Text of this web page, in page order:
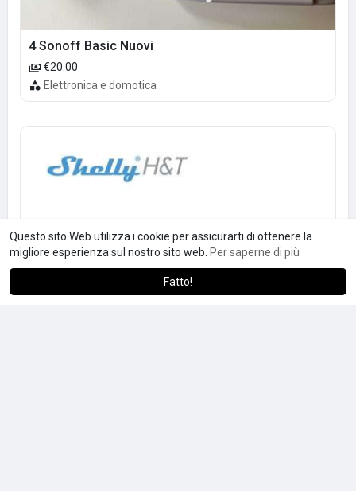
Questo sito Web utilizza i cookie per assicurarti di ottenere la
migliore esperienza sul nostro sito web. Per saperne di più
Fatto!
4 Sonoff Basic Nuovi
€20.00
Elettronica e domotica